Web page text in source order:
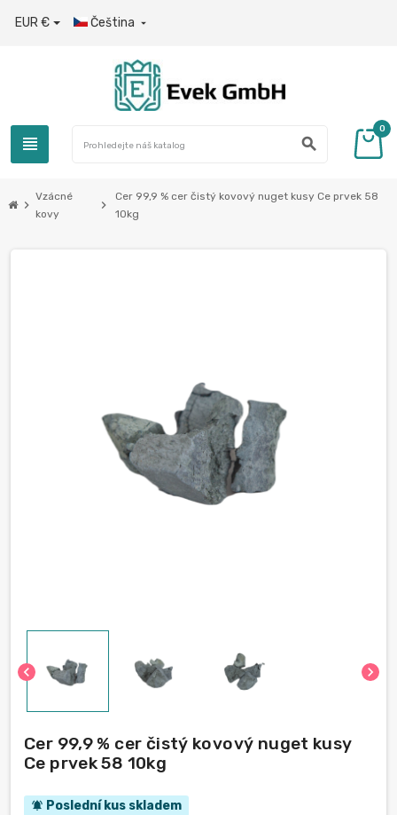
EUR € Čeština 
view_headline search
0
chevron_right
Vzácné
kovy
chevron_right
Cer 99,9 % cer čistý kovový nuget kusy Ce prvek 58
10kg
chevron_left chevron_right
Cer 99,9 % cer čistý kovový nuget kusy
Ce prvek 58 10kg
notifications_active Poslední kus skladem